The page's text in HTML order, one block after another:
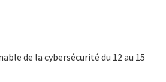
de la cybersécurité du 12 au 15